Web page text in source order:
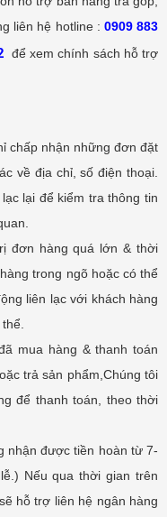
liên hệ hotline : 0909 883
để xem chính sách hỗ trợ
chấp nhận những đơn đặt
về địa chỉ, số điện thoại.
lại để kiểm tra thông tin
đơn hàng quá lớn & thời
trong ngõ hoặc có thể
liên lạc với khách hàng
mua hàng & thanh toán
trả sản phẩm,Chúng tôi
để thanh toán, theo thời
nhận được tiền hoàn từ 7-
Nếu qua thời gian trên
hỗ trợ liên hệ ngân hàng